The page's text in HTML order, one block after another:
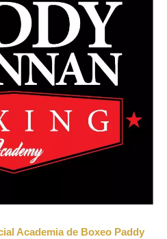
Academia de Boxeo Paddy